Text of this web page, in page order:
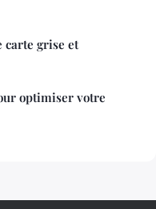
carte grise et
optimiser votre